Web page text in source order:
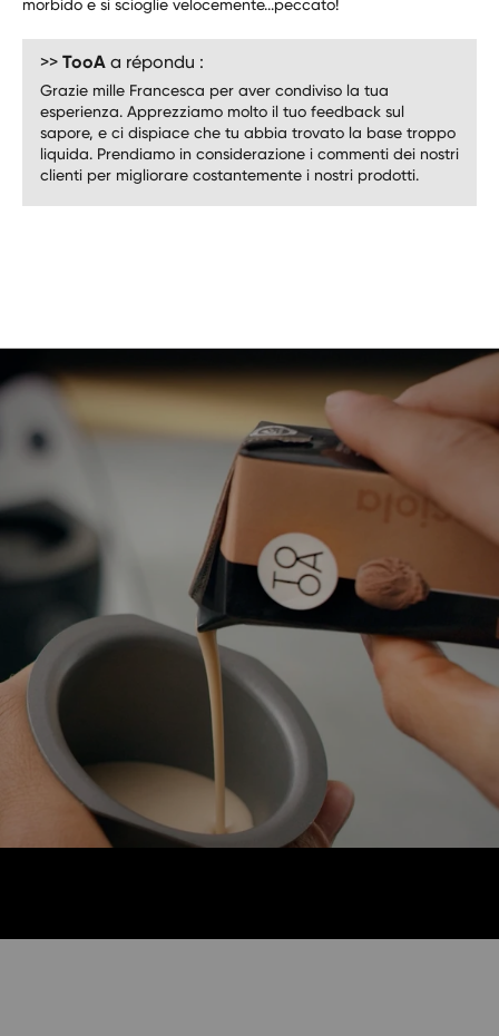
morbido e si scioglie velocemente...peccato!
>> TooA a répondu :
Grazie mille Francesca per aver condiviso la tua
esperienza. Apprezziamo molto il tuo feedback sul
sapore, e ci dispiace che tu abbia trovato la base troppo
liquida. Prendiamo in considerazione i commenti dei nostri
clienti per migliorare costantemente i nostri prodotti.